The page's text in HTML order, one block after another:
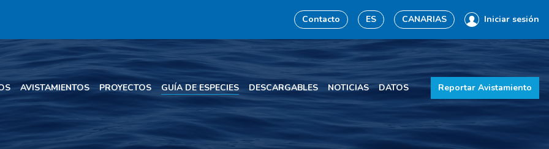
Contacto ES CANARIAS Iniciar sesión
AVISTAMIENTOS PROYECTOS GUÍA DE ESPECIES DESCARGABLES NOTICIAS DATOS Reportar Avistamiento